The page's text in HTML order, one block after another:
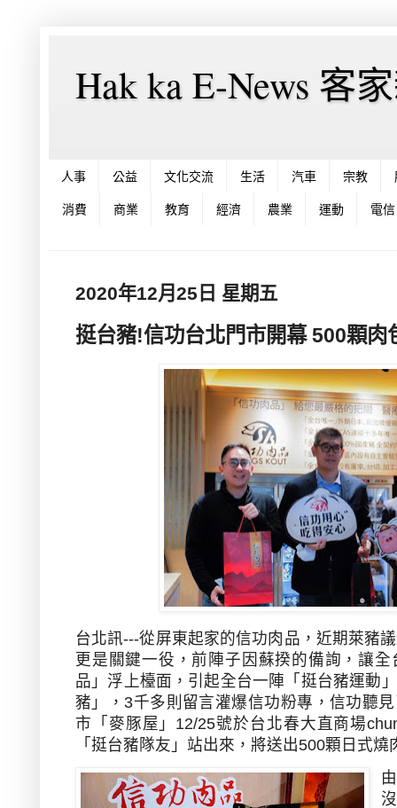
Hak ka E-News 客
人事 公益 文化交流 生活 汽車 宗教
消費 商業 教育 經濟 農業 運動 電信
2020年12月25日 星期五
挺台豬!信功台北門市開幕 500顆肉
台北訊---從屏東起家的信功肉品，近期萊豬
更是關鍵一役，前陣子因蘇揆的備詢，讓
品」浮上檯面，引起全台一陣「挺台豬運動
豬」， 3千多則留言灌爆信功粉專，信功聽
市「麥豚屋」 12/25號於台北春大直商場
「挺台豬隊友」站出來，將送出500顆日式燒